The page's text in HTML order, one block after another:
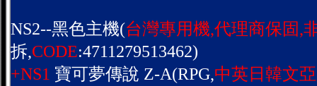
NS2--黑色主機(台灣專用機,代理商保固,
拆,CODE:4711279513462)
+NS1 寶可夢傳說 Z-A(RPG,中英日韓文